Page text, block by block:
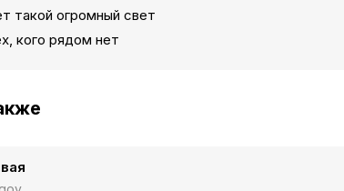
такой огромный свет
кого рядом нет